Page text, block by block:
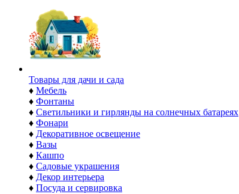
Товары для дачи и сада
♦ Мебель
♦ Фонтаны
♦ Светильники и гирлянды на солнечных батареях
♦ Фонари
♦ Декоративное освещение
♦ Вазы
♦ Кашпо
♦ Садовые украшения
♦ Декор интерьера
♦ Посуда и сервировка